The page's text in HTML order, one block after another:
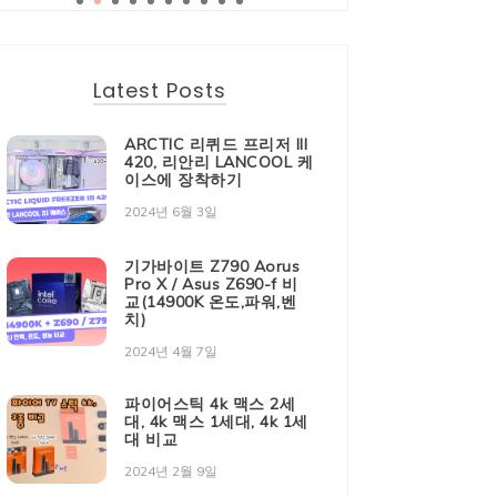
Latest Posts
ARCTIC 리퀴드 프리저 III
420, 리안리 LANCOOL 케
이스에 장착하기
2024년 6월 3일
기가바이트 Z790 Aorus
Pro X / Asus Z690-f 비
교(14900K 온도,파워,벤
치)
2024년 4월 7일
파이어스틱 4k 맥스 2세
대, 4k 맥스 1세대, 4k 1세
대 비교
2024년 2월 9일